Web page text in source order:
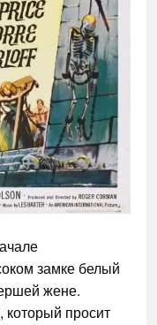
замке белый
жене.
просит